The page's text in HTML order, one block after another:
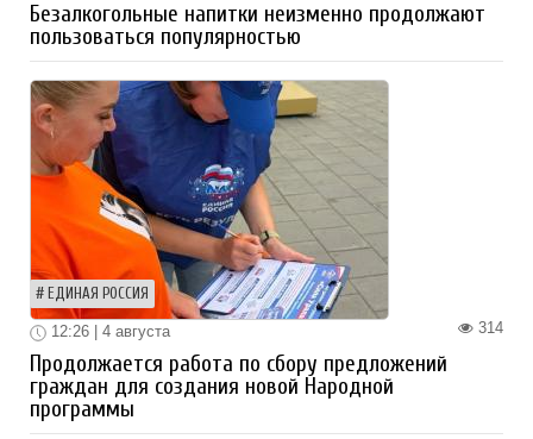
Безалкогольные напитки неизменно продолжают
пользоваться популярностью
ЕДИНАЯ РОССИЯ
314
12:26 | 4 августа
Продолжается работа по сбору предложений
граждан для создания новой Народной
программы